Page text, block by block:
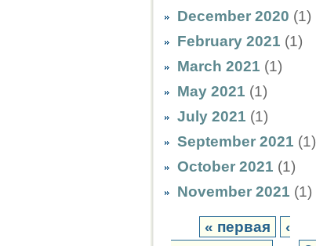
December 2020 (1)
February 2021 (1)
March 2021 (1)
May 2021 (1)
July 2021 (1)
September 2021 (1)
October 2021 (1)
November 2021 (1)
« первая
‹